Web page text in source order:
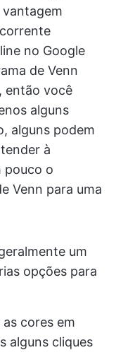
vantagem
no Google
de Venn
então você
alguns
alguns podem
à
pouco o
Venn para uma
um
opções para
cores em
alguns cliques